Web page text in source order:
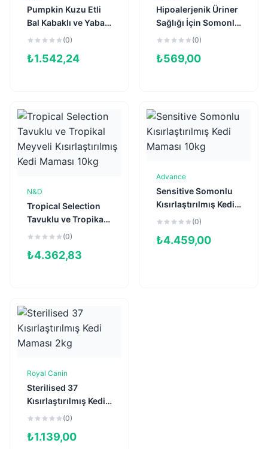
Pumpkin Kuzu Etli
Bal Kabaklı ve Yaban
Mersinli Tahılsız
Maması 1,5kg
(0)
₺1.542,24
Hipoalerjenik Üriner
Sağlığı İçin Somonlu
Düşük Tahıllı
Maması 2kg
(0)
₺569,00
N&D
Tropical Selection
Tavuklu ve Tropikal
Meyveli
Maması 10kg
(0)
₺4.362,83
Sepete Ekle
Advance
Sensitive Somonlu
Kısırlaştırılmış Kedi
Maması 10kg
(0)
₺4.459,00
Sepete Ekle
Royal Canin
Sterilised 37
Kısırlaştırılmış Kedi
Maması 2kg
(0)
₺1.139,00